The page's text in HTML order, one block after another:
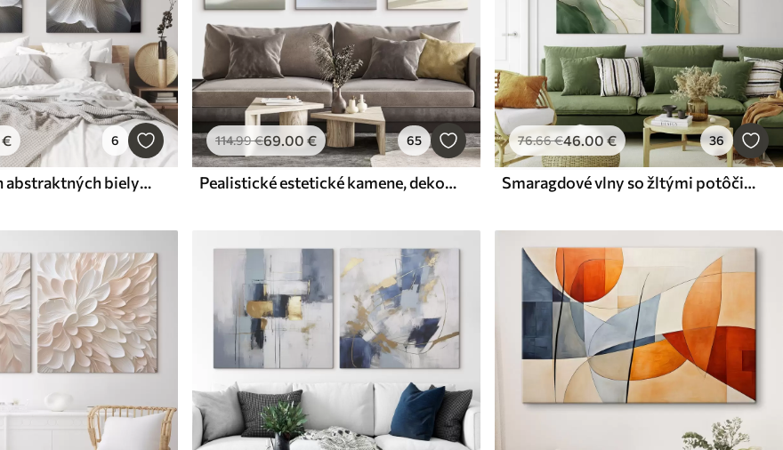
€ 6
Detail jemných abstraktných bielych okvetných lístkov so zložitými líniami a rozmazaným tmavým pozadím
114.99€69.00 € 65
Pealistické estetické kamene, dekorácie domov, prirodzené osvetlenie
76.66€46.00 € 36
Smaragdové vlny so žltými potôčikmi